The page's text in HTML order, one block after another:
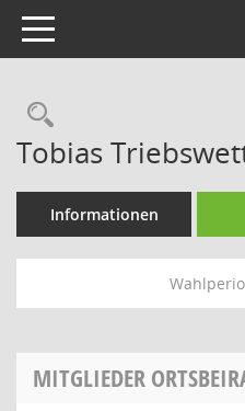
Toggle navigation
Tobias
Informationen
MITGLIEDER